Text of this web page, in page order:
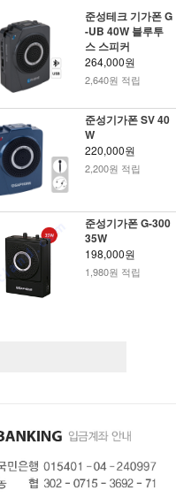
준성테크 기가폰 G
-UB 40W 블루투
스 스피커
264,000원
2,640원 적립
준성기가폰 SV 40
W
220,000원
2,200원 적립
준성기가폰 G-300
35W
198,000원
1,980원 적립